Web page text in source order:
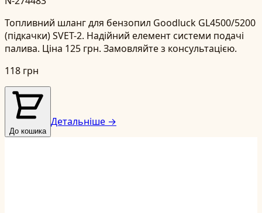
Топливний шланг для бензопил Goodluck GL4500/5200
(підкачки) SVET-2. Надійний елемент системи подачі
палива. Ціна 125 грн. Замовляйте з консультацією.
118 грн
До кошика
Детальніше →